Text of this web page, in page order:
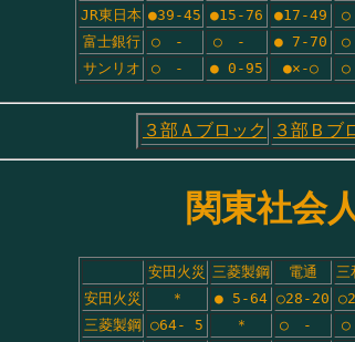
JR東日本 ●39-45 ●15-76 ●17-49
富士銀行
○　- ○　- ● 7-70
サンリオ
○　- ● 0-95 ●×-○
３部Ａブロック ３部Ｂブ
関東社会
安田火災 三菱製鋼 電通 三
安田火災
＊ ● 5-64 ○28-20
三菱製鋼 ○64- 5 ＊ ○　-